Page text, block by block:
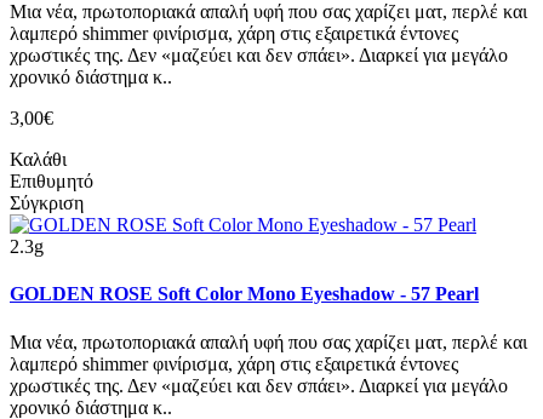
Μια νέα, πρωτοποριακά απαλή υφή που σας χαρίζει ματ, περλέ και
λαμπερό shimmer φινίρισμα, χάρη στις εξαιρετικά έντονες
χρωστικές της. Δεν «μαζεύει και δεν σπάει». Διαρκεί για μεγάλο
χρονικό διάστημα κ..
3,00€
Καλάθι
Επιθυμητό
Σύγκριση
2.3g
GOLDEN ROSE Soft Color Mono Eyeshadow - 57 Pearl
Μια νέα, πρωτοποριακά απαλή υφή που σας χαρίζει ματ, περλέ και
λαμπερό shimmer φινίρισμα, χάρη στις εξαιρετικά έντονες
χρωστικές της. Δεν «μαζεύει και δεν σπάει». Διαρκεί για μεγάλο
χρονικό διάστημα κ..